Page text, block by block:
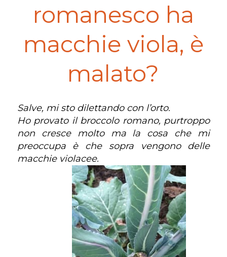
romanesco ha
macchie viola, è
malato?
Salve, mi sto dilettando con l’orto.
Ho provato il broccolo romano, purtroppo
non cresce molto ma la cosa che mi
preoccupa è che sopra vengono delle
macchie violacee.